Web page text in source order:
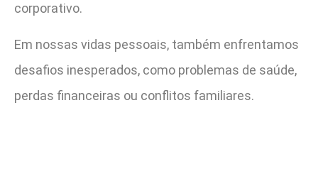
corporativo.
Em nossas vidas pessoais, também enfrentamos
desafios inesperados, como problemas de saúde,
perdas financeiras ou conflitos familiares.